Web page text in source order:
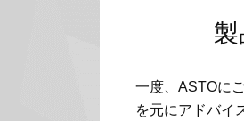
一度、ASTOに
を元にアドバイ